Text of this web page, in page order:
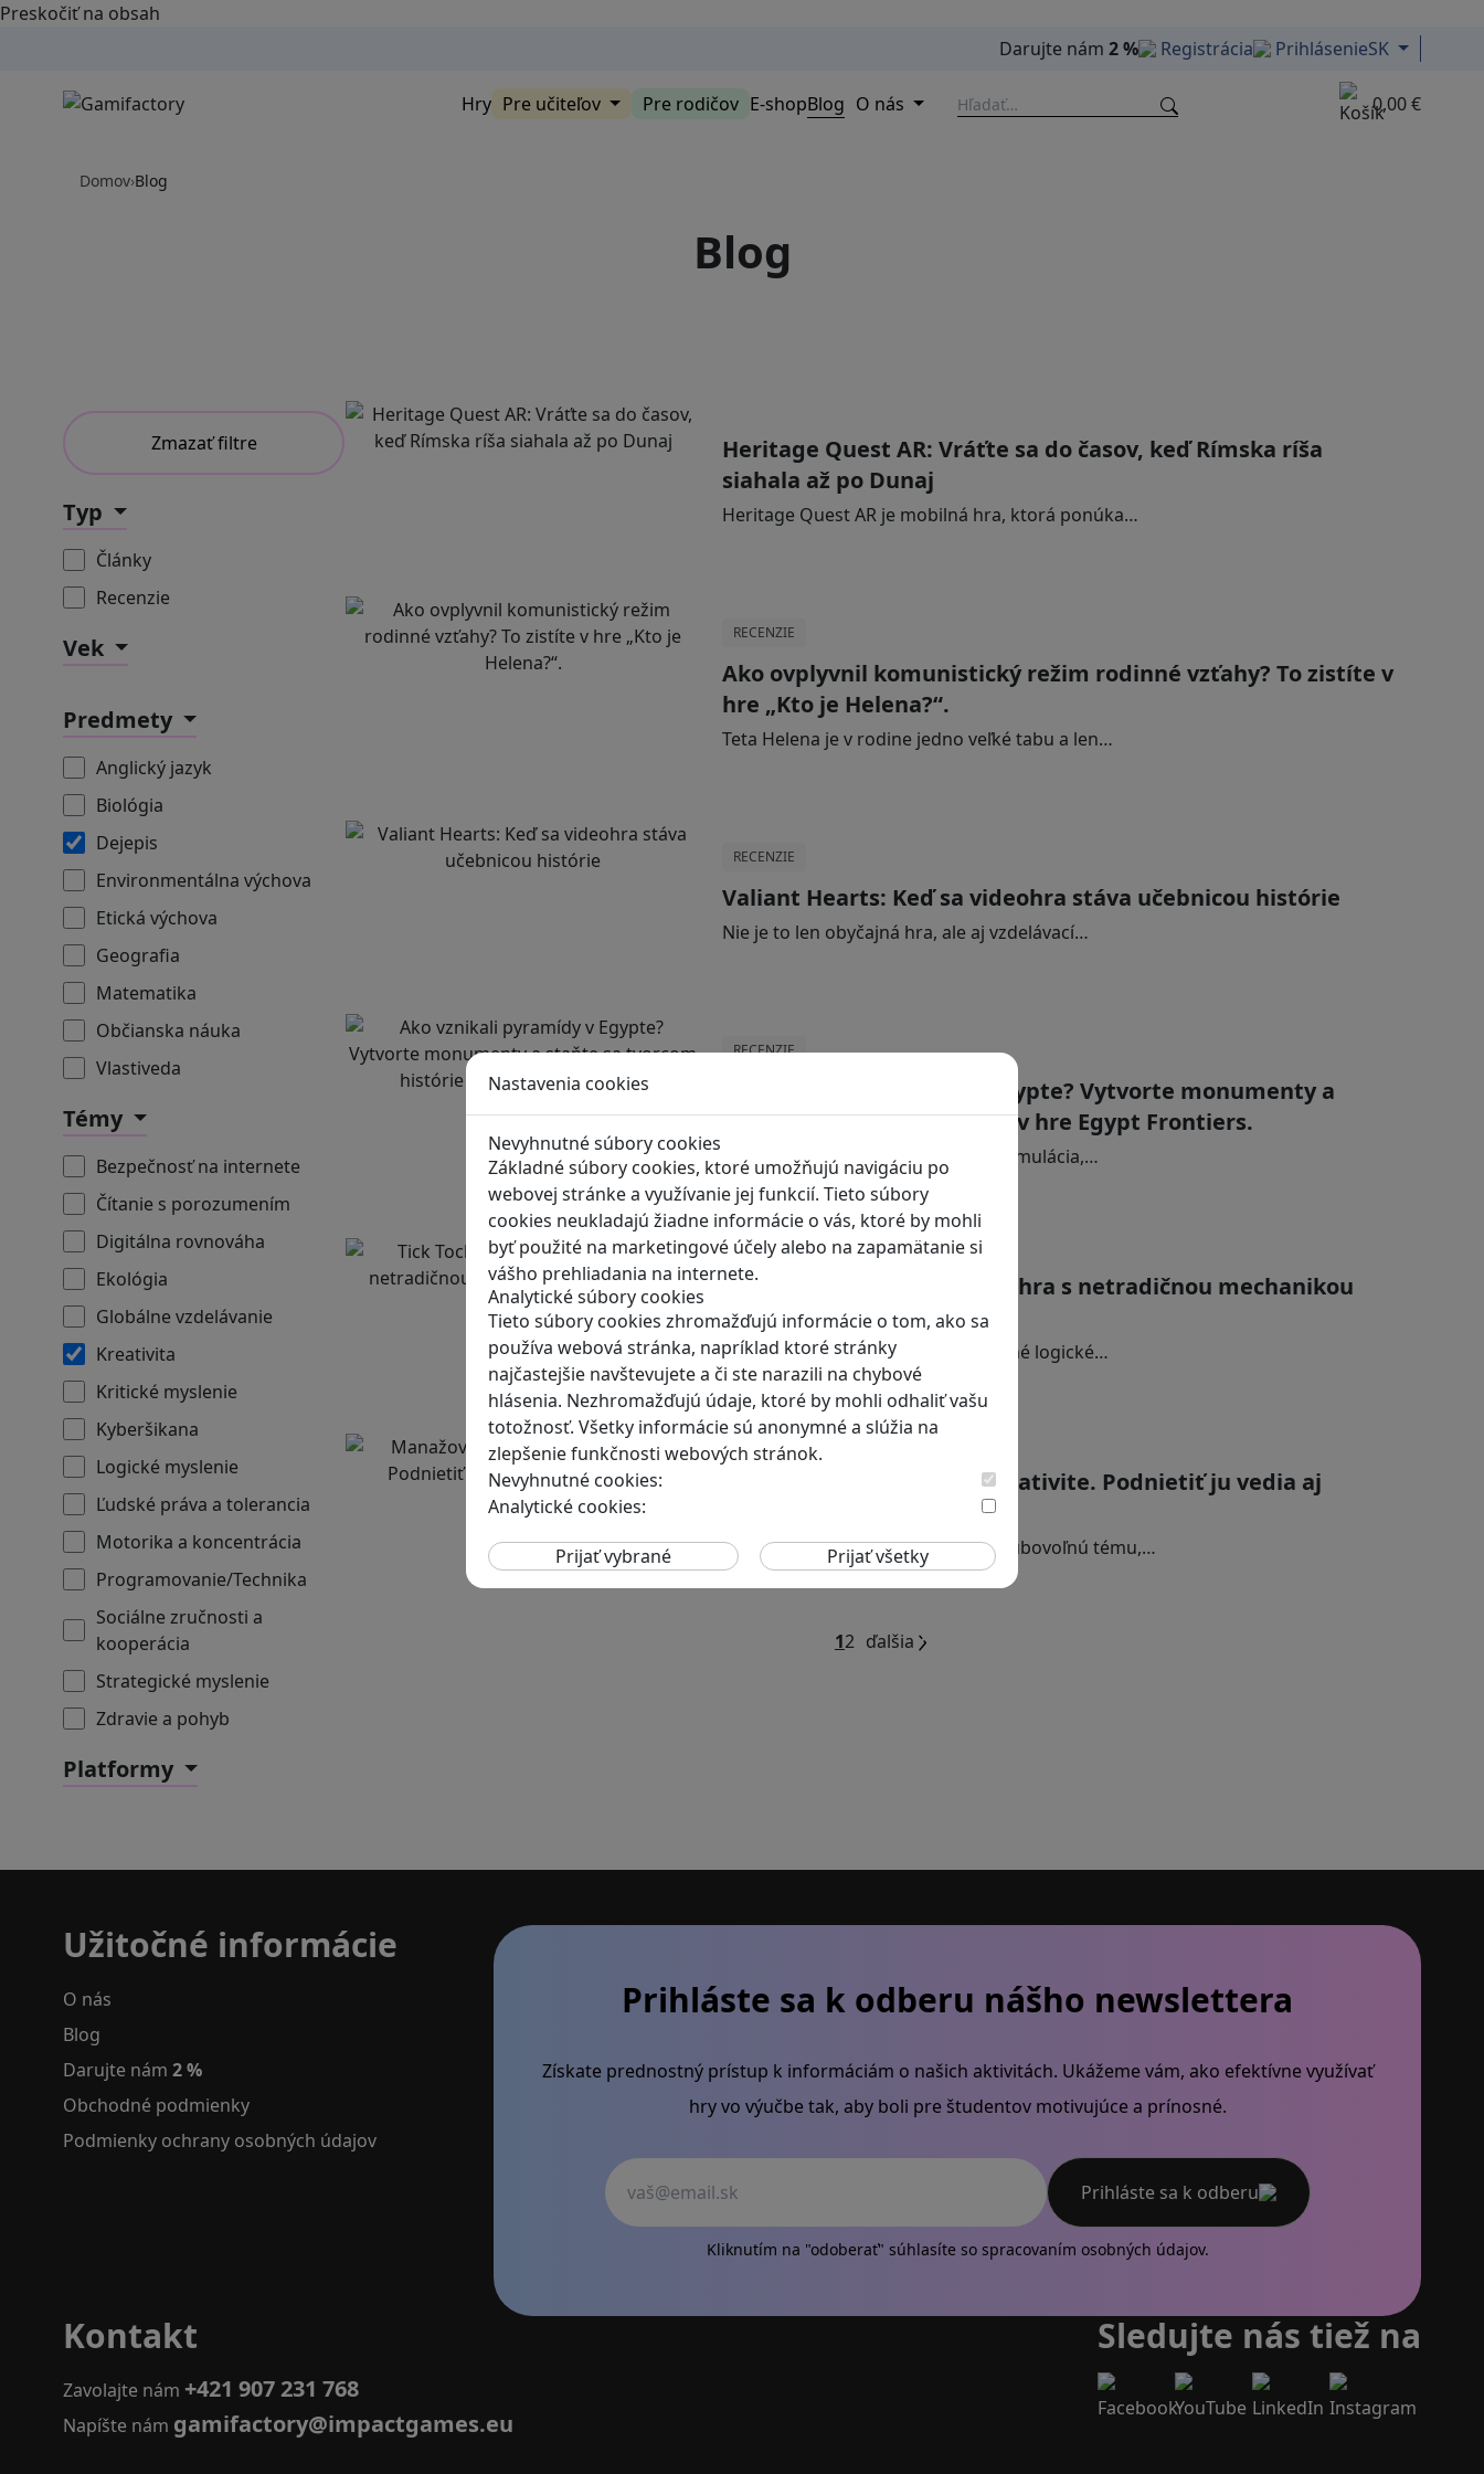
Preskočiť na obsah
Darujte nám2 % Registrácia PrihlásenieSK
0,00 €
Hry Pre učiteľov Pre rodičov E-shopBlog O nás
Nastavenia cookies
Nevyhnutné súbory cookies
Základné súbory cookies, ktoré umožňujú navigáciu po
webovej stránke a využívanie jej funkcií. Tieto súbory
cookies neukladajú žiadne informácie o vás, ktoré by mohli
byť použité na marketingové účely alebo na zapamätanie si
vášho prehliadania na internete.
Analytické súbory cookies
Tieto súbory cookies zhromažďujú informácie o tom, ako sa
používa webová stránka, napríklad ktoré stránky
najčastejšie navštevujete a či ste narazili na chybové
hlásenia. Nezhromažďujú údaje, ktoré by mohli odhaliť vašu
totožnosť. Všetky informácie sú anonymné a slúžia na
zlepšenie funkčnosti webových stránok.
Nevyhnutné cookies:
Analytické cookies:
Domov›Blog
Blog
Zmazať filtre
Typ
Články
Recenzie
Vek
Predmety
Anglický jazyk
Biológia
Dejepis
Environmentálna výchova
Etická výchova
Geografia
Matematika
Občianska náuka
Vlastiveda
Témy
Bezpečnosť na internete
Čítanie s porozumením
Digitálna rovnováha
Ekológia
Globálne vzdelávanie
Kreativita
Kritické myslenie
Kyberšikana
Logické myslenie
Ľudské práva a tolerancia
Motorika a koncentrácia
Programovanie/Technika
Sociálne zručnosti a
kooperácia
Strategické myslenie
Zdravie a pohyb
Platformy
Heritage Quest AR: Vráťte sa do časov, keď Rímska ríša
siahala až po Dunaj
Heritage Quest AR je mobilná hra, ktorá ponúka…
RECENZIE
Ako ovplyvnil komunistický režim rodinné vzťahy? To zistíte v
hre „Kto je Helena?“.
Teta Helena je v rodine jedno veľké tabu a len…
RECENZIE
Valiant Hearts: Keď sa videohra stáva učebnicou histórie
Nie je to len obyčajná hra, ale aj vzdelávací…
RECENZIE
Ako vznikali pyramídy v Egypte? Vytvorte monumenty a
staňte sa tvorcom histórie v hre Egypt Frontiers.
Hra Egypt Frontiers je staviteľská simulácia,…
Tick Tock: A Tale for Tw‪o je hra s netradičnou mechanikou
spolupráce
Dvaja hráči simultánne lúštia bizarné logické…
Manažovanie je často o kreativite. Podnietiť ju vedia aj
Dnes nie je problém nájsť takmer ľubovoľnú tému,…
12 ďalšia
Užitočné informácie
O nás
Blog
Darujte nám 2 %
Obchodné podmienky
Podmienky ochrany osobných údajov
Prihláste sa k odberu nášho newslettera
Získate prednostný prístup k informáciám o našich aktivitách. Ukážeme vám, ako efektívne využívať
hry vo výučbe tak, aby boli pre študentov motivujúce a prínosné.
Prihláste sa k odberu
Kliknutím na "odoberať" súhlasíte so spracovaním osobných údajov.
Kontakt
Zavolajte nám +421 907 231 768
Napíšte nám gamifactory@impactgames.eu
Sledujte nás tiež na